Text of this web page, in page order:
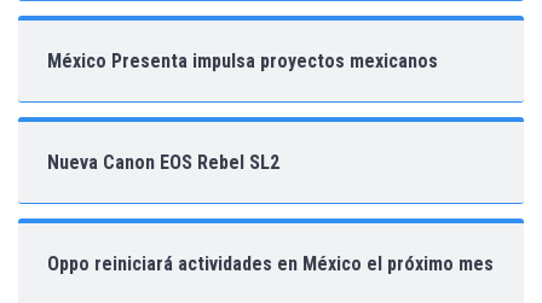
México Presenta impulsa proyectos mexicanos
Nueva Canon EOS Rebel SL2
Oppo reiniciará actividades en México el próximo mes